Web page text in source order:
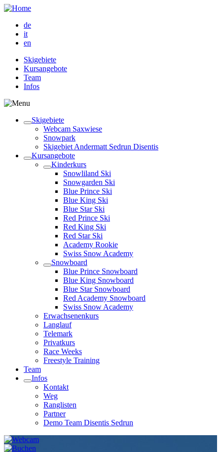
de
it
en
Skigebiete
Kursangebote
Team
Infos
Skigebiete
Webcam Saxwiese
Snowpark
Skigebiet Andermatt Sedrun Disentis
Kursangebote
Kinderkurs
Snowliland Ski
Snowgarden Ski
Blue Prince Ski
Blue King Ski
Blue Star Ski
Red Prince Ski
Red King Ski
Red Star Ski
Academy Rookie
Swiss Snow Academy
Snowboard
Blue Prince Snowboard
Blue King Snowboard
Blue Star Snowboard
Red Academy Snowboard
Swiss Snow Academy
Erwachsenenkurs
Langlauf
Telemark
Privatkurs
Race Weeks
Freestyle Training
Team
Infos
Kontakt
Weg
Ranglisten
Partner
Demo Team Disentis Sedrun